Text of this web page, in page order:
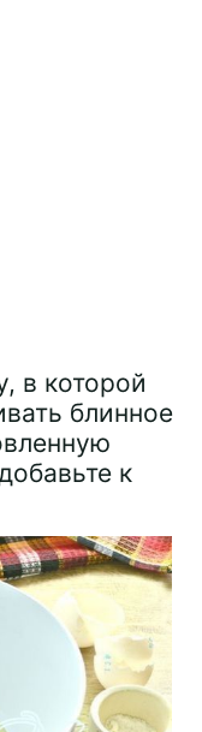
в которой
блинное
к